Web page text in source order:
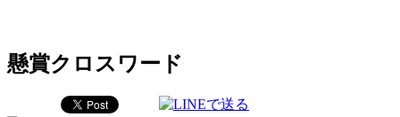
懸賞クロスワード